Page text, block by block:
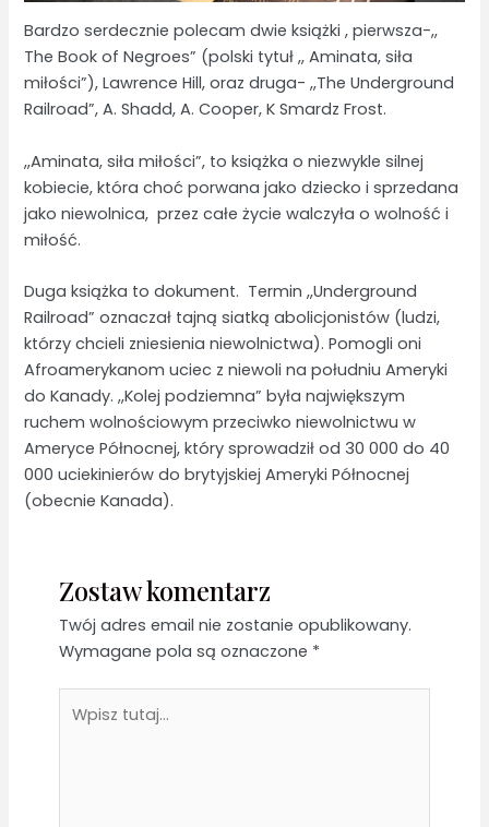
Bardzo serdecznie polecam dwie książki , pierwsza-,,
The Book of Negroes” (polski tytuł ,, Aminata, siła
miłości”), Lawrence Hill, oraz druga- ,,The Underground
Railroad”, A. Shadd, A. Cooper, K Smardz Frost.
,,Aminata, siła miłości”, to książka o niezwykle silnej
kobiecie, która choć porwana jako dziecko i sprzedana
jako niewolnica, przez całe życie walczyła o wolność i
miłość.
Duga książka to dokument. Termin ,,Underground
Railroad” oznaczał tajną siatką abolicjonistów (ludzi,
którzy chcieli zniesienia niewolnictwa). Pomogli oni
Afroamerykanom uciec z niewoli na południu Ameryki
do Kanady. ,,Kolej podziemna” była największym
ruchem wolnościowym przeciwko niewolnictwu w
Ameryce Północnej, który sprowadził od 30 000 do 40
000 uciekinierów do brytyjskiej Ameryki Północnej
(obecnie Kanada).
Zostaw komentarz
Twój adres email nie zostanie opublikowany.
Wymagane pola są oznaczone *
tutaj...